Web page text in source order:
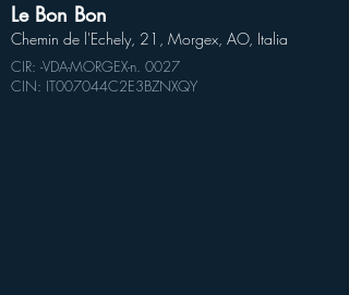
Le Bon Bon
Chemin de l'Echely, 21, Morgex, AO, Italia
CIR: -VDA-MORGEX-n. 0027
CIN: IT007044C2E3BZNXQY